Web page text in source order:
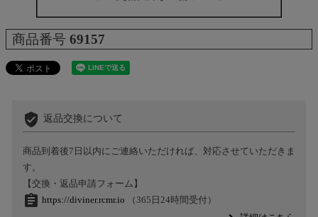
商品番号 69157
verified_user 返品交換について
商品到着後7日以内にご連絡いただければ、対応させていただきま
す。
【交換・返品申請フォーム】
assignment https://diviner.rcmr.io （365日24時間受付）